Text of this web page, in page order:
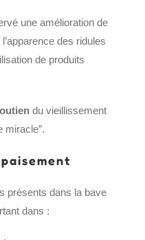
une amélioration de
des ridules
de produits
du vieillissement
miracle”.
présents dans la bave
dans :